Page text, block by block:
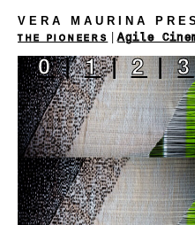
VERA MAURINA
THE PIONEERS |Agile
|0|1|2|3